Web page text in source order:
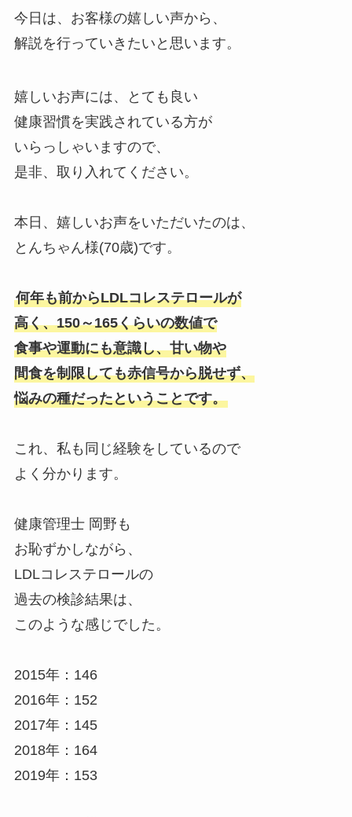
今日は、お客様の嬉しい声から、
解説を行っていきたいと思います。
嬉しいお声には、とても良い
健康習慣を実践されている方が
いらっしゃいますので、
是非、取り入れてください。
本日、嬉しいお声をいただいたのは、
とんちゃん様(70歳)です。
何年も前からLDLコレステロールが
高く、150～165くらいの数値で
食事や運動にも意識し、甘い物や
間食を制限しても赤信号から脱せず、
悩みの種だったということです。
これ、私も同じ経験をしているので
よく分かります。
健康管理士 岡野も
お恥ずかしながら、
LDLコレステロールの
過去の検診結果は、
このような感じでした。
2015年：146
2016年：152
2017年：145
2018年：164
2019年：153